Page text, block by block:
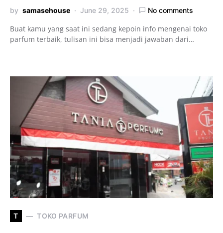
by samasehouse June 29, 2025 No comments
Buat kamu yang saat ini sedang kepoin info mengenai toko
parfum terbaik, tulisan ini bisa menjadi jawaban dari…
T TOKO PARFUM